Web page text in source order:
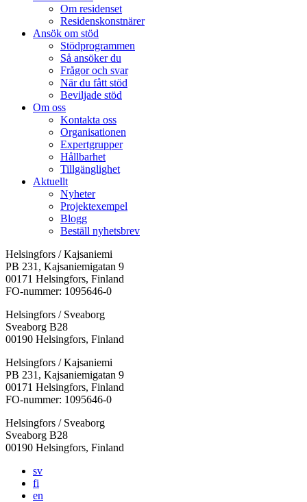
Om residenset
Residenskonstnärer
Ansök om stöd
Stödprogrammen
Så ansöker du
Frågor och svar
När du fått stöd
Beviljade stöd
Om oss
Kontakta oss
Organisationen
Expertgrupper
Hållbarhet
Tillgänglighet
Aktuellt
Nyheter
Projektexempel
Blogg
Beställ nyhetsbrev
Helsingfors / Kajsaniemi
PB 231, Kajsaniemigatan 9
00171 Helsingfors, Finland
FO-nummer: 1095646-0
Helsingfors / Sveaborg
Sveaborg B28
00190 Helsingfors, Finland
Facebook:
Öppnas
i
en
flik
Instagram:
Öppnas
i
en
flik
TikTok:
Öppnas
i
en
flik
Youtube:
Öppnas
i
en
flik
Vimeo:
Öppnas
i
en
flik
Helsingfors / Kajsaniemi
PB 231, Kajsaniemigatan 9
00171 Helsingfors, Finland
FO-nummer: 1095646-0
Helsingfors / Sveaborg
Sveaborg B28
00190 Helsingfors, Finland
sv
fi
en